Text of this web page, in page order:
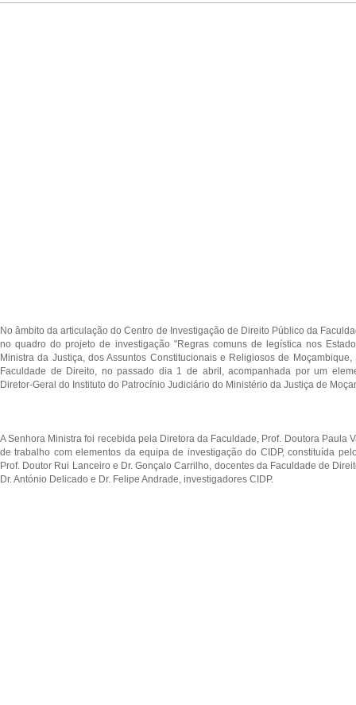
No âmbito da articulação do Centro de Investigação de Direito Público da
no quadro do projeto de investigação "Regras comuns de legística nos
Ministra da Justiça, dos Assuntos Constitucionais e Religiosos de
Faculdade de Direito, no passado dia 1 de abril, acompanhada por um
Diretor-Geral do Instituto do Patrocínio Judiciário do Ministério da Justiça de
A Senhora Ministra foi recebida pela Diretora da Faculdade, Prof. Doutora Paula
de trabalho com elementos da equipa de investigação do CIDP, constituída
Prof. Doutor Rui Lanceiro e Dr. Gonçalo Carrilho, docentes da Faculdade de
Dr. António Delicado e Dr. Felipe Andrade, investigadores CIDP.